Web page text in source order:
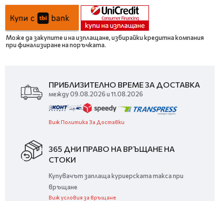
Може да закупите и на изплащане, избирайки кредитна компания
при финализиране на поръчката.
ПРИБЛИЗИТЕЛНО ВРЕМЕ ЗА ДОСТАВКА
между 09.08.2026 и 11.08.2026
Виж Политика За Доставки
365 ДНИ ПРАВО НА ВРЪЩАНЕ НА
СТОКИ
Купувачът заплаща куриерската такса при
връщане
Виж условия за връщане